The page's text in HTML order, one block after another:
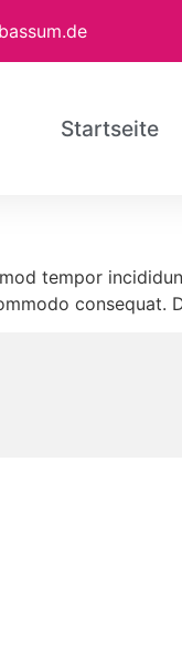
Startseite
tempor
consequat.